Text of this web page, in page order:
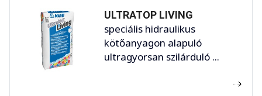
ULTRATOP LIVING
speciális hidraulikus
kötőanyagon alapuló
ultragyorsan szilárduló ...